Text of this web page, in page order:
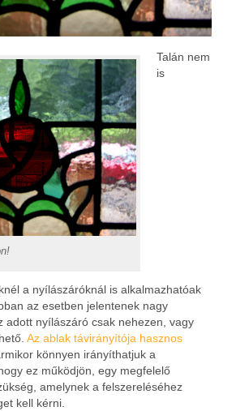
Talán nem
is
a nyílászáróknál is alkalmazhatóak
az esetben jelentenek nagy
adott nyílászáró csak nehezen, vagy
Az ablak távirányítója hasznos
könnyen irányíthatjuk a
ez működjön, egy megfelelő
amelynek a felszereléséhez
kell kérni.